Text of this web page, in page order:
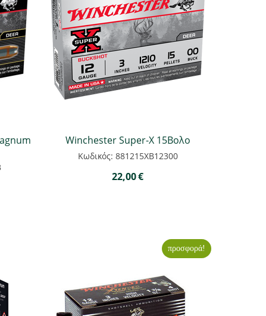
Winchester Super-X 15Βολο
Κωδικός: 881215ΧΒ12300
22,00€
προσφορά!